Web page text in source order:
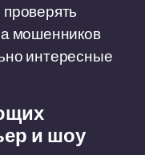
мошенников
интересные
и шоу